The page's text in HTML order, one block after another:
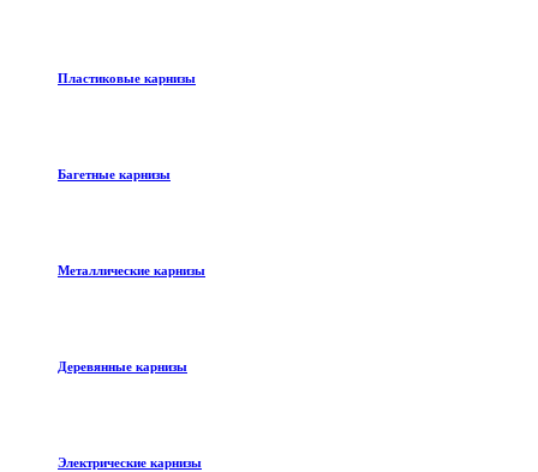
Пластиковые карнизы
Багетные карнизы
Металлические карнизы
Деревянные карнизы
Электрические карнизы